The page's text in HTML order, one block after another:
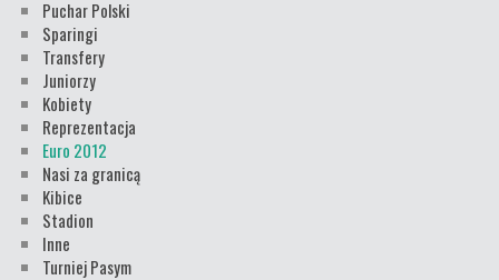
Puchar Polski
Sparingi
Transfery
Juniorzy
Kobiety
Reprezentacja
Euro 2012
Nasi za granicą
Kibice
Stadion
Inne
Turniej Pasym